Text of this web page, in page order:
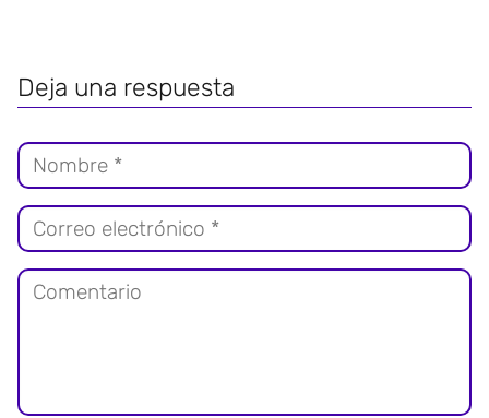
Deja una respuesta